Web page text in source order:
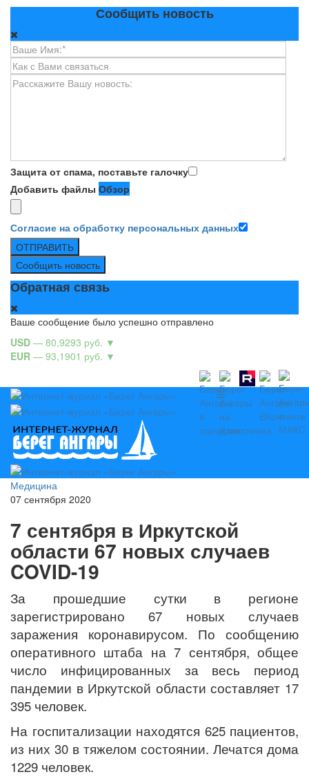
Сообщить новость
Защита от спама, поставьте галочку
Добавить файлы Обзор
Согласие на обработку персональных данных
ОТПРАВИТЬ
Сообщить новость
Обратная связь
Ваше сообщение было успешно отправлено
USD — 80,9293 руб. ▼
EUR — 93,1901 руб. ▼
Медицина
07 сентября 2020
7 сентября в Иркутской
области 67 новых случаев
COVID-19
За прошедшие сутки в регионе
зарегистрировано 67 новых случаев
заражения коронавирусом. По сообщению
оперативного штаба на 7 сентября, общее
число инфицированных за весь период
пандемии в Иркутской области составляет 17
395 человек.
На госпитализации находятся 625 пациентов,
из них 30 в тяжелом состоянии. Лечатся дома
1229 человек.